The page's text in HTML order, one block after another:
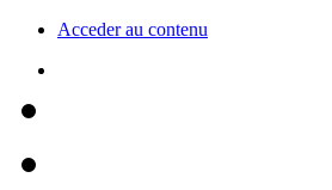
Acceder au contenu